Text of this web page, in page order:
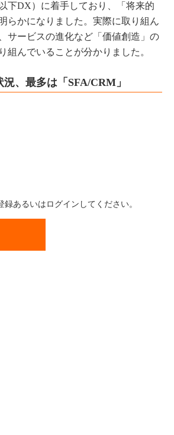
下DX）に着手しており、「将来的
らかになりました。実際に取り組ん
サービスの進化など「価値創造」の
んでいることが分かりました。
、最多は「SFA/CRM」
あるいはログインしてください。